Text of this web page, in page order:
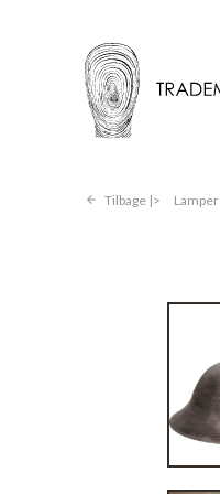
Tilbage | Lamper